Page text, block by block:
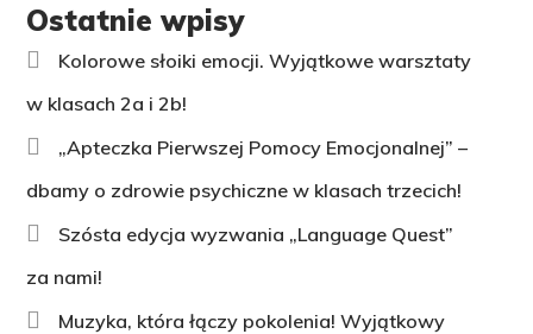
Ostatnie wpisy
Kolorowe słoiki emocji. Wyjątkowe warsztaty
w klasach 2a i 2b!
„Apteczka Pierwszej Pomocy Emocjonalnej” –
dbamy o zdrowie psychiczne w klasach trzecich!
Szósta edycja wyzwania „Language Quest”
za nami!
Muzyka, która łączy pokolenia! Wyjątkowy